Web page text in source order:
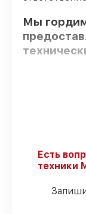
Мы
Есть
техники